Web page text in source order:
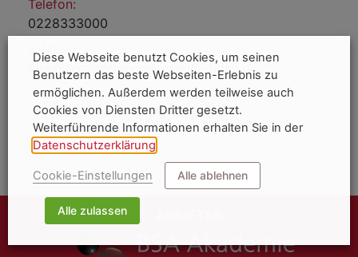
Telefon:
0228333000
E-Mail:
bewerbung@robinson-wellfit-bonn.de
Homepage:
https://robinson-wellfit-bonn.de/
Diese Webseite benutzt Cookies, um seinen
Benutzern das beste Webseiten-Erlebnis zu
ermöglichen. Außerdem werden teilweise auch
Cookies von Diensten Dritter gesetzt.
Weiterführende Informationen erhalten Sie in der
Datenschutzerklärung
Cookie-Einstellungen Alle ablehnen
Alle zulassen